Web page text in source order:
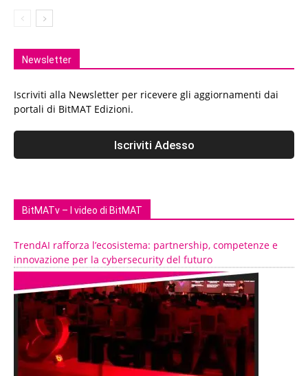
Newsletter
Iscriviti alla Newsletter per ricevere gli aggiornamenti dai
portali di BitMAT Edizioni.
BitMATv – I video di BitMAT
TrendAI rafforza l’ecosistema: partnership, competenze e
innovazione per la cybersecurity del futuro